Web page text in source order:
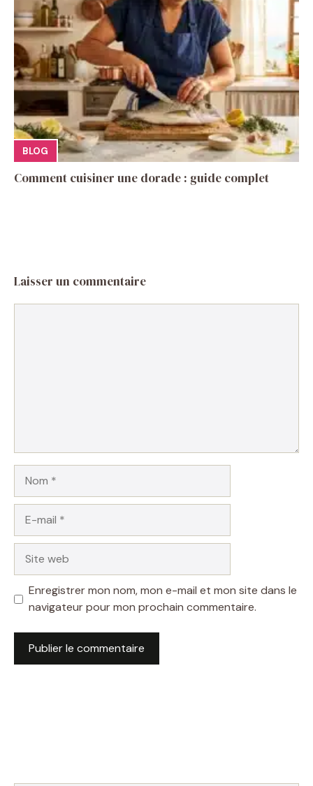
BLOG
Comment cuisiner une dorade : guide complet
Laisser un commentaire
mail
web
Enregistrer mon nom, mon e-mail et mon site dans le
navigateur pour mon prochain commentaire.